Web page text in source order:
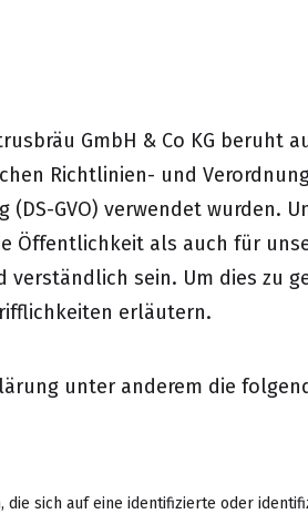
GmbH & Co KG beruht
Richtlinien- und
GVO) verwendet wurden.
Öffentlichkeit als auch für
sein. Um dies zu
erläutern.
unter anderem die
sich auf eine identifizierte oder